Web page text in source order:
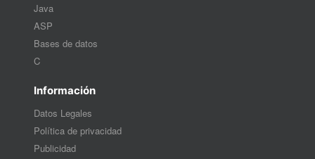
Java
ASP
Bases de datos
C
Información
Datos Legales
Política de privacidad
Publicidad